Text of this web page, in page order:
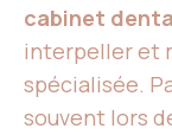
cabinet
interpeller et
spécialisée.
souvent lors